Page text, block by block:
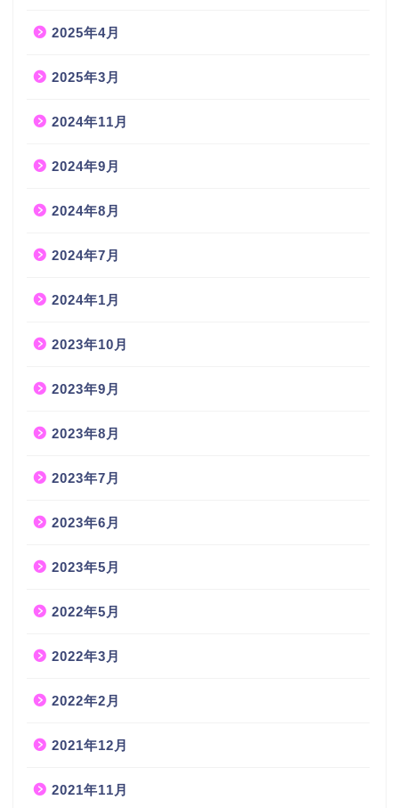
2025年4月
2025年3月
2024年11月
2024年9月
2024年8月
2024年7月
2024年1月
2023年10月
2023年9月
2023年8月
2023年7月
2023年6月
2023年5月
2022年5月
2022年3月
2022年2月
2021年12月
2021年11月